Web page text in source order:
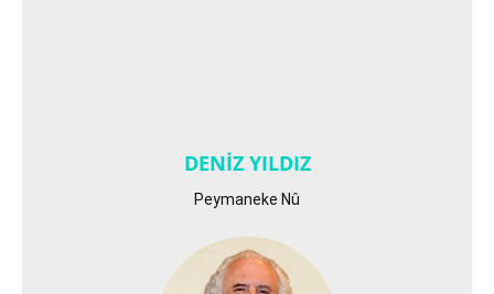
DENİZ YILDIZ
Peymaneke Nû